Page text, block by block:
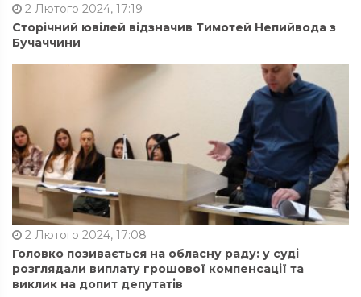
2 Лютого 2024, 17:19
Сторічний ювілей відзначив Тимотей Непийвода з
Бучаччини
2 Лютого 2024, 17:08
Головко позивається на обласну раду: у суді
розглядали виплату грошової компенсації та
виклик на допит депутатів